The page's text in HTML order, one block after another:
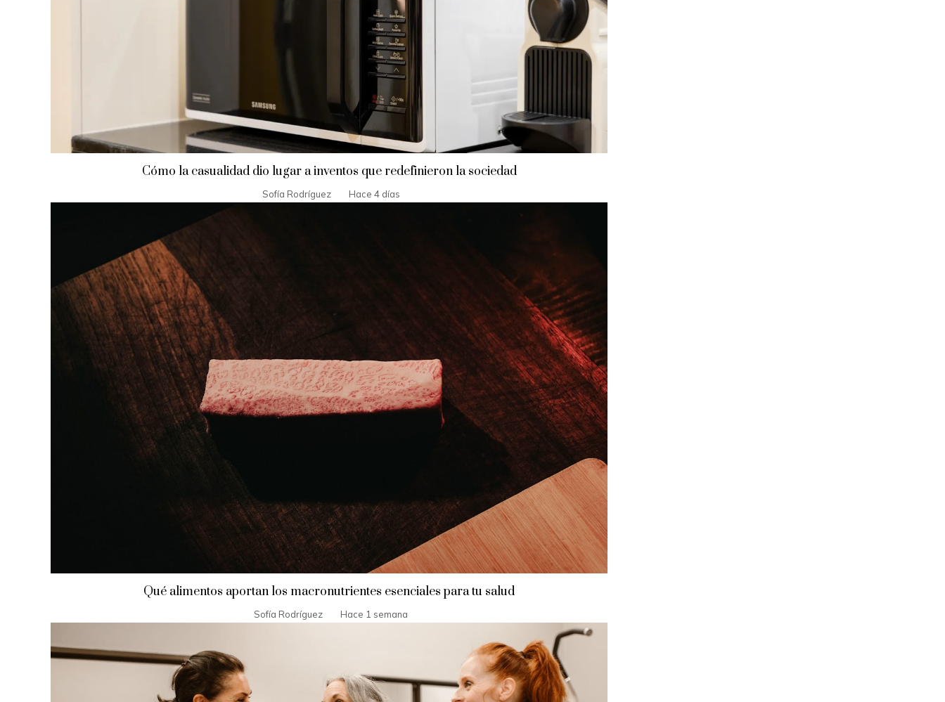
Cómo la casualidad dio lugar a inventos que redefinieron la sociedad
Sofía Rodríguez Hace 4 días
Qué alimentos aportan los macronutrientes esenciales para tu salud
Sofía Rodríguez Hace 1 semana